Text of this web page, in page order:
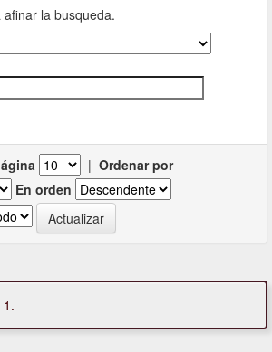
la busqueda.
| Ordenar por
En orden